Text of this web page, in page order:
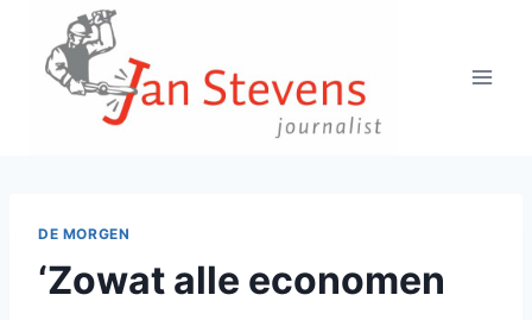
Doorgaan
inhoud
DE MORGEN
‘Zowat alle economen